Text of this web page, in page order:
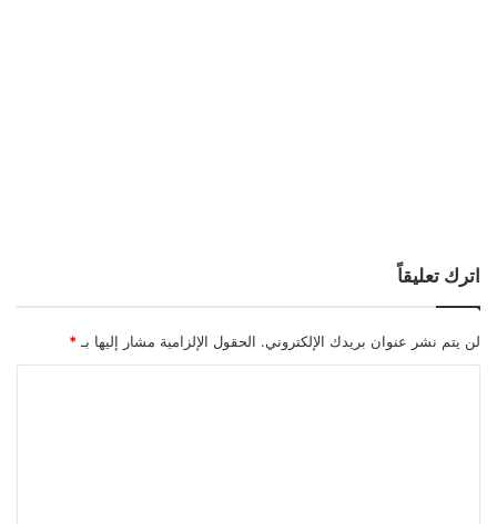
اترك تعليقاً
لن يتم نشر عنوان بريدك الإلكتروني. الحقول الإلزامية مشار إليها بـ *